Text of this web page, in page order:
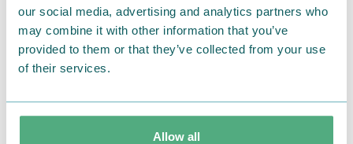
our social media, advertising and analytics partners who
may combine it with other information that you’ve
provided to them or that they’ve collected from your use
of their services.
Allow all